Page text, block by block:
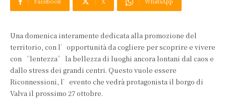
Una domenica interamente dedicata alla promozione del
territorio, con l’opportunità da cogliere per scoprire e vivere
con “lentezza” la bellezza di luoghi ancora lontani dal caos e
dallo stress dei grandi centri. Questo vuole essere
Riconnessioni, l’evento che vedrà protagonista il borgo di
Valva il prossimo 27 ottobre.